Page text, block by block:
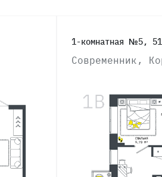
1-комнатная №5,
Современник,